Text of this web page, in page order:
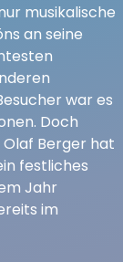
musikalische
an seine
war es
Doch
Berger hat
festliches
Jahr
im